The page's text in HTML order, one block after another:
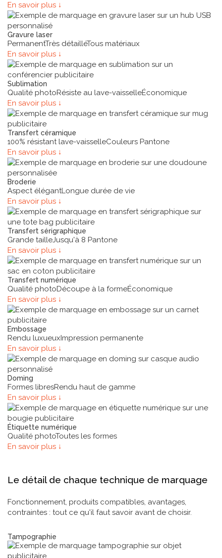
En savoir plus ↓
Gravure laser
PermanentTrès détailléTous matériaux
En savoir plus ↓
Sublimation
Qualité photoRésiste au lave-vaisselleÉconomique
En savoir plus ↓
Transfert céramique
100% résistant lave-vaisselleCouleurs Pantone
En savoir plus ↓
Broderie
Aspect élégantLongue durée de vie
En savoir plus ↓
Transfert sérigraphique
Grande tailleJusqu'à 8 Pantone
En savoir plus ↓
Transfert numérique
Qualité photoDécoupe à la formeÉconomique
En savoir plus ↓
Embossage
Rendu luxueuxImpression permanente
En savoir plus ↓
Doming
Formes libresRendu haut de gamme
En savoir plus ↓
Étiquette numérique
Qualité photoToutes les formes
En savoir plus ↓
Le détail de chaque technique de marquage
Fonctionnement, produits compatibles, avantages,
contraintes : tout ce qu'il faut savoir avant de choisir.
Tampographie